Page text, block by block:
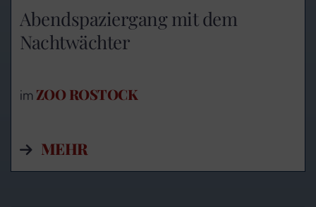
Abendspaziergang mit dem
Nachtwächter
imZOO ROSTOCK
MEHR